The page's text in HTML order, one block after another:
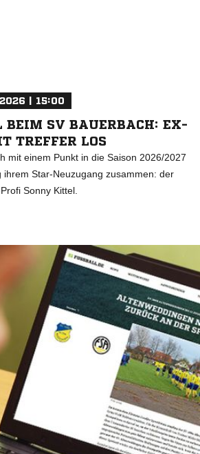
| 15:00
BEIM SV BAUERBACH: EX-
TREFFER LOS
mit einem Punkt in die Saison 2026/2027
Star-Neuzugang zusammen: der
Sonny Kittel.